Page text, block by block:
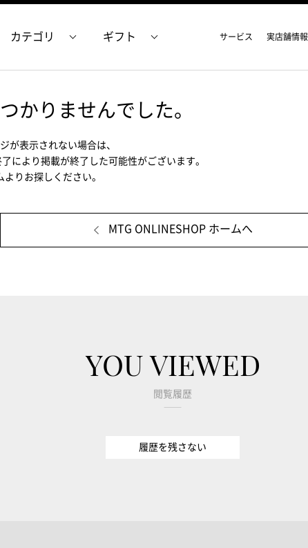
カテゴリ ギフト サービス 実店舗情報
かりませんでした。
が表示されない場合は、
により掲載が終了した可能性がございます。
よりお探しください。
MTG ONLINESHOP ホームへ
YOU VIEWED
閲覧履歴
履歴を残さない